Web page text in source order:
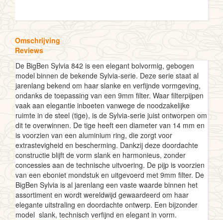
Omschrijving
Reviews
De BigBen Sylvia 842 is een elegant bolvormig, gebogen
model binnen de bekende Sylvia-serie. Deze serie staat al
jarenlang bekend om haar slanke en verfijnde vormgeving,
ondanks de toepassing van een 9mm filter. Waar filterpijpen
vaak aan elegantie inboeten vanwege de noodzakelijke
ruimte in de steel (tige), is de Sylvia-serie juist ontworpen om
dit te overwinnen. De tige heeft een diameter van 14 mm en
is voorzien van een aluminium ring, die zorgt voor
extrastevigheid en bescherming. Dankzij deze doordachte
constructie blijft de vorm slank en harmonieus, zonder
concessies aan de technische uitvoering. De pijp is voorzien
van een eboniet mondstuk en uitgevoerd met 9mm filter. De
BigBen Sylvia is al jarenlang een vaste waarde binnen het
assortiment en wordt wereldwijd gewaardeerd om haar
elegante uitstraling en doordachte ontwerp. Een bijzonder
model  slank, technisch verfijnd en elegant in vorm.